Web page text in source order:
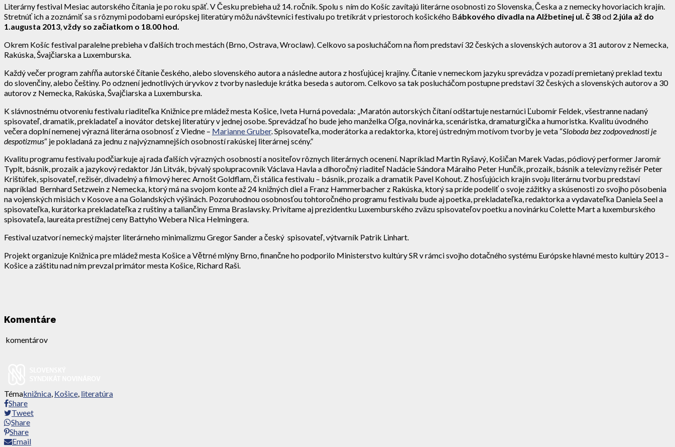
Literárny festival Mesiac autorského čítania je po roku späť. V Česku prebieha už 14. ročník. Spolu s ním do Košíc zavítajú literárne osobnosti zo Slovenska, Česka a z nemecky hovoriacich krajín.
Stretnúť ich a zoznámiť sa s rôznymi podobami európskej literatúry môžu návštevníci festivalu po tretíkrát v priestoroch košického Bábkového divadla na Alžbetinej ul. č 38od 2.júla až do
1.augusta 2013 vždy so začiatkom o 18.00 hod.
Okrem Košíc festival paralelne prebieha v ďalších troch mestách (Brno, Ostrava, Wroclaw). Celkovo sa poslucháčom na ňom predstaví 32 českých a slovenských autorov a 31 autorov z Nemecka,
Rakúska, Švajčiarska a Luxemburska.
Každý večer program zahŕňa autorské čítanie českého, alebo slovenského autora a následne autora z hosťujúcej krajiny. Čítanie v nemeckom jazyku sprevádza v pozadí premietaný preklad textu
do slovenčiny, alebo češtiny. Po odznení jednotlivých úryvkov z tvorby nasleduje krátka beseda s autorom. Celkovo sa tak poslucháčom postupne predstaví 32 českých a slovenských autorov a 30
autorov z Nemecka, Rakúska, Švajčiarska a Luxemburska.
K slávnostnému otvoreniu festivalu riaditeľka Knižnice pre mládež mesta Košice, Iveta Hurná povedala: „Maratón autorských čítaní odštartuje nestarnúci Ľubomír Feldek, všestranne nadaný
spisovateľ, dramatik, prekladateľ a inovátor detskej literatúry v jednej osobe. Sprevádzať ho bude jeho manželka Oľga, novinárka, scenáristka, dramaturgička a humoristka. Kvalitu úvodného
večera doplní nemenej výrazná literárna osobnosť z Viedne – Marianne Gruber. Spisovateľka, moderátorka a redaktorka, ktorej ústredným motívom tvorby je veta “Sloboda bez zodpovednosti je
despotizmus“ je pokladaná za jednu z najvýznamnejších osobností rakúskej literárnej scény.“
Kvalitu programu festivalu podčiarkuje aj rada ďalších výrazných osobností a nositeľov rôznych literárnych ocenení. Napríklad Martin Ryšavý, Košičan Marek Vadas, pódiový performer Jaromír
Typlt, básnik, prozaik a jazykový redaktor Ján Litvák, bývalý spolupracovník Václava Havla a dlhoročný riaditeľ Nadácie Sándora Máraiho Peter Hunčík, prozaik, básnik a televízny režisér Peter
Krištúfek, spisovateľ, režisér, divadelný a filmový herec Arnošt Goldflam, či stálica festivalu – básnik, prozaik a dramatik Pavel Kohout. Z hosťujúcich krajín svoju literárnu tvorbu predstaví
napríklad Bernhard Setzwein z Nemecka, ktorý má na svojom konte až 24 knižných diel a Franz Hammerbacher z Rakúska, ktorý sa príde podeliť o svoje zážitky a skúsenosti zo svojho pôsobenia
na vojenských misiách v Kosove a na Golandských výšinách. Pozoruhodnou osobnosťou tohtoročného programu festivalu bude aj poetka, prekladateľka, redaktorka a vydavateľka Daniela Seel a
spisovateľka, kurátorka prekladateľka z ruštiny a taliančiny Emma Braslavsky. Privítame aj prezidentku Luxemburského zväzu spisovateľov poetku a novinárku Colette Mart a luxemburského
spisovateľa, laureáta prestížnej ceny Battyho Webera Nica Helmingera.
Festival uzatvorí nemecký majster literárneho minimalizmu Gregor Sander a český spisovateľ, výtvarník Patrik Linhart.
Projekt organizuje Knižnica pre mládež mesta Košice a Větrné mlýny Brno, finančne ho podporilo Ministerstvo kultúry SR v rámci svojho dotačného systému Európske hlavné mesto kultúry 2013 –
Košice a záštitu nad ním prevzal primátor mesta Košice, Richard Raši.
Komentáre
komentárov
Témaknižnica, Košice, literatúra
Share
Tweet
Share
Share
Email